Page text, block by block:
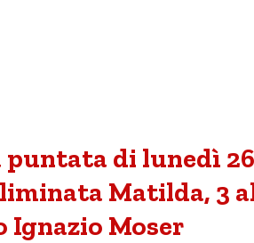
puntata di lunedì
Matilda, 3
Ignazio Moser